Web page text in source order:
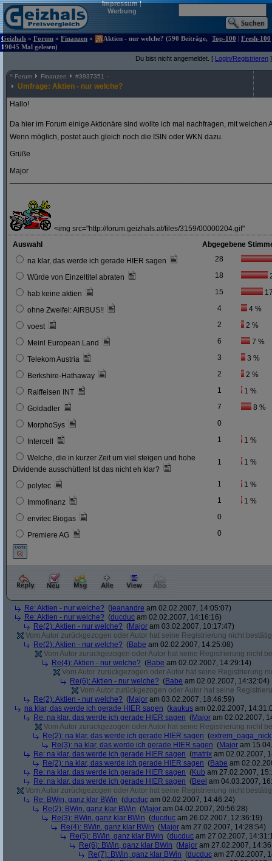
Impressum|
Werbung
Geizhals » Forum » Finanzen »
Aktien - nur welche? (590 Beiträge,
19045 Mal gelesen)
Top-100 | Fresh-100
Du bist nicht angemeldet. [ Login/Registrieren ]
^ Forum Finanzen #3937351
Umfrage: Aktien - nur welche?
Hallo!
Da hier im Forum einige Aktionäre sind wollte ich mal nachfragen, mit welchen
Wenn möglich, postet auch gleich noch die ISIN oder WKN dazu.
Grüße
Major
<img src="http://forum.geizhals.at/files/3159/00000204.gif"
Auswahl
Abgegebene
na klar, das werde ich gerade HIER sagen
28
Würde von Einzeltitel abraten 18
hab keine aktien 15
ohne Zweifel: AIRBUS!! 4 4 %
voest 2 2 %
Meinl European Land 6 7 %
Telekom Austria 3 3 %
Berkshire-Hathaway 2 2 %
Raiffeisen INT 1 1 %
Goldadler 7 8 %
MorphoSys 0
Intercell 1 1 %
Welche, die in kurzer Zeit um viel steigen und hohe
Dividende ausschütten! Ist das nicht eh klar?
1 1 %
polytec 1 1 %
Immofinanz 1 1 %
envitec Biogas 0
Premiere AG 0
Re: Aktien - nur welche? (jeanandre am 02.02.2007, 14:05:07)
Re: Aktien - nur welche? (ducduc am 02.02.2007, 14:16:16)
Re(2): Aktien - nur welche? (Major am 03.02.2007, 10:17:47)
Vom Autor zurückgezogen oder Autor hat seine Registrierung nicht
Re(2): Aktien - nur welche? (Babe am 02.02.2007, 14:25:08)
Vom Autor zurückgezogen oder Autor hat seine Registrierung nicht
Re(4): Aktien - nur welche? (Babe am 02.02.2007, 14:29:14)
Vom Autor zurückgezogen oder Autor hat seine Registrierung
Re(6): Aktien - nur welche? (Babe am 02.02.2007, 14:32:04)
Vom Autor zurückgezogen oder Autor hat seine
Re(2): Aktien - nur welche? (Major am 03.02.2007, 18:46:59)
na klar, das werde ich gerade HIER sagen (kaukus am 02.02.2007,
Re: na klar, das werde ich gerade HIER sagen (Major am 02.02.2007,
Vom Autor zurückgezogen oder Autor hat seine Registrierung nicht
Re(2): na klar, das werde ich gerade HIER sagen (extrem_oaga_nick
Re(3): na klar, das werde ich gerade HIER sagen (Major am
Re: na klar, das werde ich gerade HIER sagen (matrix am 02.02.2007,
Re(2): na klar, das werde ich gerade HIER sagen (Babe am
Re: na klar, das werde ich gerade HIER sagen (Kub am 27.02.2007,
Re: na klar, das werde ich gerade HIER sagen (Beel am 04.03.2007,
Vom Autor zurückgezogen oder Autor hat seine Registrierung nicht
Re: BWin, ganz klar BWin (ducduc am 02.02.2007, 14:46:24)
Re(2): BWin, ganz klar BWin (Major am 04.02.2007, 20:56:28)
Re(3): BWin, ganz klar BWin (ducduc am 26.02.2007, 12:36:19)
Re(4): BWin, ganz klar BWin (Major am 27.02.2007, 14:28:54)
Re(5): BWin, ganz klar BWin (ducduc am 27.02.2007,
Re(6): BWin, ganz klar BWin (Major am 27.02.2007,
Re(7): BWin, ganz klar BWin (ducduc am 27.02.2007,